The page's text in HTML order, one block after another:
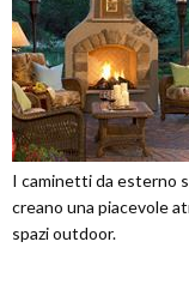
I caminetti da esterno
creano una piacevole
spazi outdoor.